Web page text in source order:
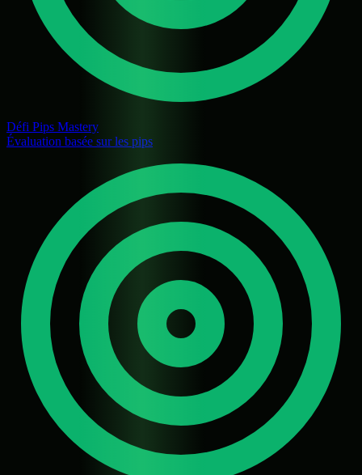
Défi Pips Mastery
Évaluation basée sur les pips